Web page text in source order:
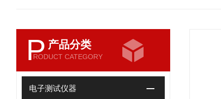
P 产品分类
RODUCT CATEGORY
电子测试仪器